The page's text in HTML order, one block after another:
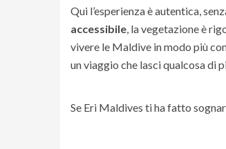
Qui l’esperienza è autentica,
accessibile, la vegetazione è
vivere le Maldive in modo più
un viaggio che lasci qualcosa di
Se Eri Maldives ti ha fatto